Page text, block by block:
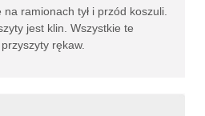
na ramionach tył i przód koszuli.
jest klin. Wszystkie te
przyszyty rękaw.